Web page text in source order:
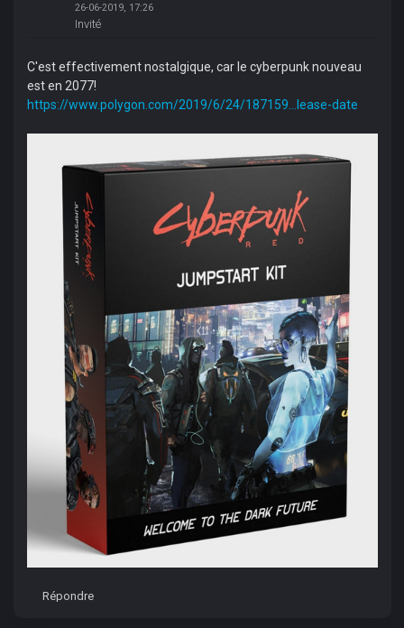
26-06-2019, 17:26
Invité
C'est effectivement nostalgique, car le cyberpunk nouveau
est en 2077!
https://www.polygon.com/2019/6/24/187159...lease-date
Répondre